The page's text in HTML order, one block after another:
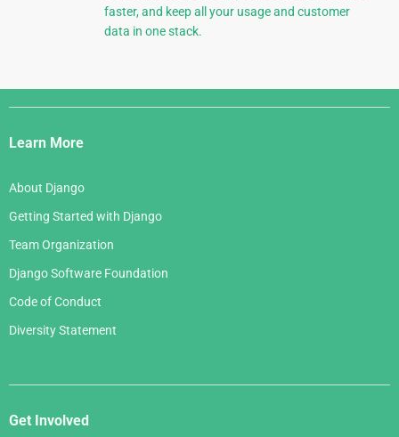
faster, and keep all your usage and customer
data in one stack.
Django
Links
Learn More
About Django
Getting Started with Django
Team Organization
Django Software Foundation
Code of Conduct
Diversity Statement
Get Involved